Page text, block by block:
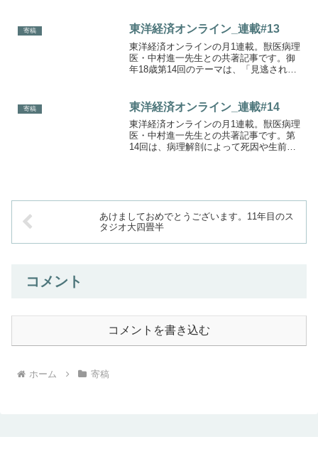
たち』（講談社）の絵を手がけた佐藤大
介さんにお願いしま...
寄稿 東洋経済オンライン_連載#13
東洋経済オンラインの月1連載。獣医病理
医・中村進一先生との共著記事です。御
年18歳第14回のテーマは、「見逃されが
イキャッチに使った写真は、実家で飼っ
ている18歳のオカ...
寄稿 東洋経済オンライン_連載#14
東洋経済オンラインの月1連載。獣医病理
医・中村進一先生との共著記事です。第
14回は、病理解剖によって死因や生前の
あけましておめでとうございます。11年目のス
タジオ大四畳半
コメント
コメントを書き込む
ホーム 寄稿